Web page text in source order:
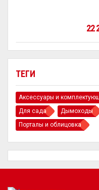
ТЕГИ
Аксессуары и
Для сада
Дымоходы
Порталы и облицовка
22